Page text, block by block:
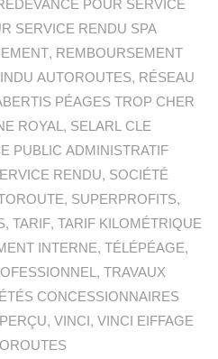
POUR SERVICE
SERVICE RENDU SPA
, REMBOURSEMENT
AUTOROUTES, RÉSEAU
PÉAGES TROP CHER
ROYAL, SELARL CLE
PUBLIC ADMINISTRATIF
RENDU, SOCIÉTÉ
, SUPERPROFITS,
,TARIF,TARIF KILOMÉTRIQUE
INTERNE,TÉLÉPÉAGE,
,TRAVAUX
CONCESSIONNAIRES
,VINCI,VINCI EIFFAGE